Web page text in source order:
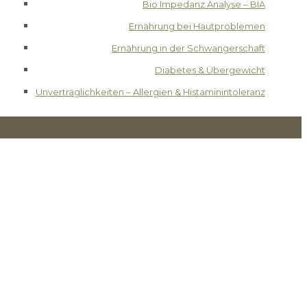
Bio Impedanz Analyse – BIA
Ernährung bei Hautproblemen
Ernährung in der Schwangerschaft
Diabetes & Übergewicht
Unverträglichkeiten – Allergien & Histaminintoleranz